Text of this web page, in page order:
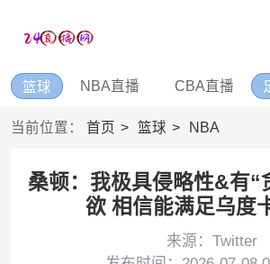
篮球 NBA直播 CBA直播
当前位置： 首页 篮球 NBA
桑顿：我极具侵略性&有“
欲 相信能满足乌度
来源：Twitter